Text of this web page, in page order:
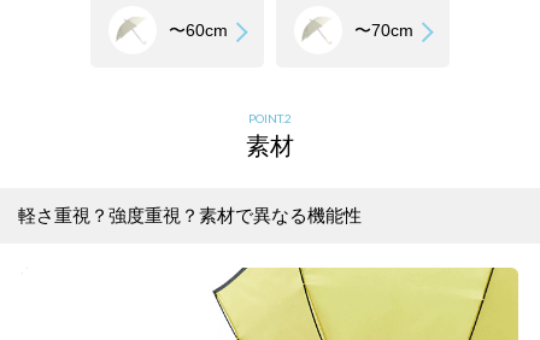
〜60cm 〜70cm
素材
軽さ重視？強度重視？素材で異なる機能性